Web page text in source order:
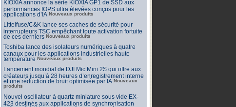
KIOXIA annonce la série KIOXIA GP1 de SSD aux
performances IOPS ultra élevées conçus pour les
applications d’IA Nouveaux produits
Littelfuse/C&K lance ses caches de sécurité pour
interrupteurs TSC empêchant toute activation fortuite
de ces derniers Nouveaux produits
Toshiba lance des isolateurs numériques à quatre
canaux pour les applications industrielles haute
température Nouveaux produits
Lancement mondial de DJI Mic Mini 2S qui offre aux
créateurs jusqu’à 28 heures d’enregistrement interne
et une réduction de bruit optimisée par IA Nouveaux
produits
Nouvel oscillateur à quartz miniature sous vide EX-
423 destinés aux applications de synchronisation